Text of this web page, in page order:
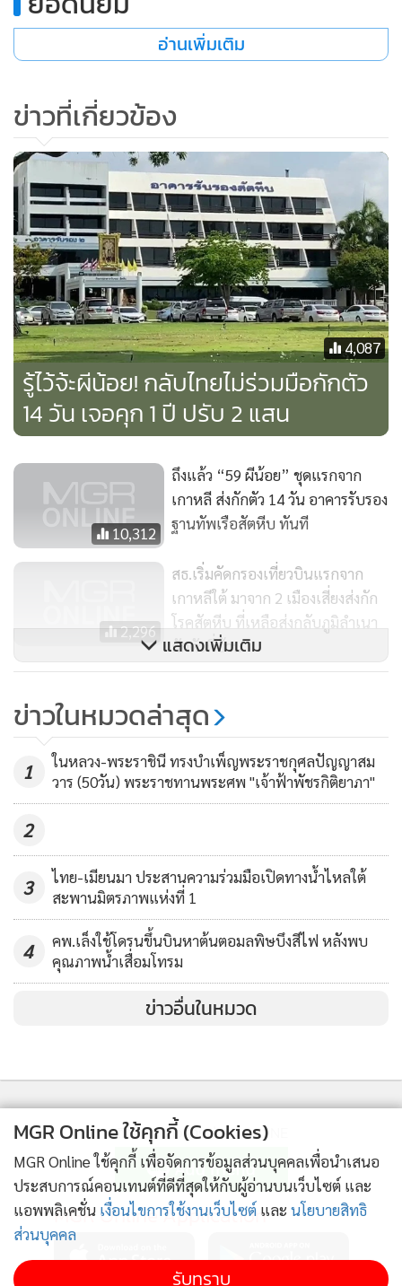
• ชุมชน-คุณภาพชีวิต
• Motoring
• วิทยาศาสตร์
• SMEs
• หุ้น
• อินโดจีน
• กองทุนรวม
• Celeb Online
• Factcheck
• ญี่ปุ่น
• News1
Gotomanager
อ่านเพิ่มเติม
ข่าวที่เกี่ยวข้อง
4,087
รู้ไว้จ้ะผีน้อย! กลับไทยไม่ร่วมมือกักตัว
14 วัน เจอคุก 1 ปี ปรับ 2 แสน
10,312
ถึงแล้ว “59 ผีน้อย” ชุดแรกจาก
เกาหลี ส่งกักตัว 14 วัน อาคารรับรอง
ฐานทัพเรือสัตหีบ ทันที
2,296
สธ.เริ่มคัดกรองเที่ยวบินแรกจาก
เกาหลีใต้ มาจาก 2 เมืองเสี่ยงส่งกัก
โรคสัตหีบ ที่เหลือส่งกลับภูมิลำเนา
กักตัวที่บ้าน
23,608
กักกันตัวไปได้ราว 80 ราย เร่งตาม
กลับมาพร้อมดำเนินคดี
แสดงเพิ่มเติม
ข่าวในหมวดล่าสุด
1
ในหลวง-พระราชินี ทรงบำเพ็ญพระราชกุศลปัญญาสม
วาร (50วัน) พระราชทานพระศพ "เจ้าฟ้าพัชรกิติยาภา"
2
3
ไทย-เมียนมา ประสานความร่วมมือเปิดทางน้ำไหลใต้
สะพานมิตรภาพแห่งที่ 1
4
คพ.เล็งใช้โดรนขึ้นบินหาต้นตอมลพิษบึงสีไฟ หลังพบ
คุณภาพน้ำเสื่อมโทรม
ข่าวอื่นในหมวด
ติดตามข่าวสารผ่านทาง LINE
MGR Online Application
MGR Online ใช้คุกกี้ (Cookies)
MGR Online ใช้คุกกี้ เพื่อจัดการข้อมูลส่วนบุคคลเพื่อนำเสนอ
ประสบการณ์คอนเทนต์ที่ดีที่สุดให้กับผู้อ่านบนเว็บไซต์ และ
แอพพลิเคชั่น เงื่อนไขการใช้งานเว็บไซต์ และ นโยบายสิทธิ
ส่วนบุคคล
รับทราบ